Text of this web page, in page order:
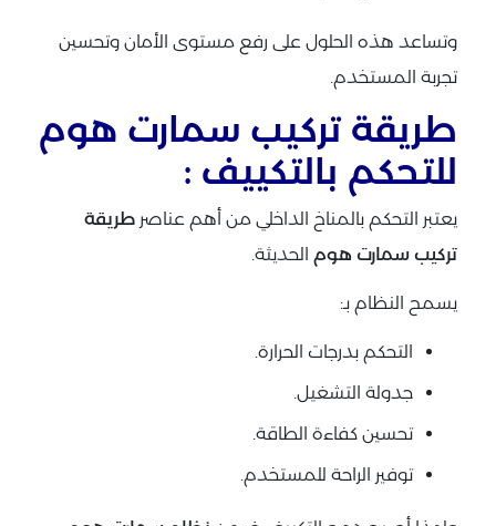
وتساعد هذه الحلول على رفع مستوى الأمان وتحسين
تجربة المستخدم.
طريقة تركيب سمارت هوم
للتحكم بالتكييف :
يعتبر التحكم بالمناخ الداخلي من أهم عناصر طريقة
تركيب سمارت هوم الحديثة.
يسمح النظام بـ:
التحكم بدرجات الحرارة.
جدولة التشغيل.
تحسين كفاءة الطاقة.
توفير الراحة للمستخدم.